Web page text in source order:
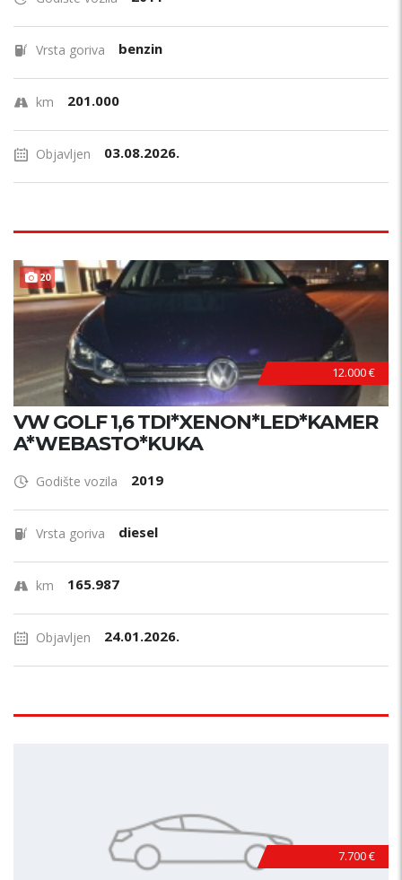
Vrsta goriva benzin
km 201.000
Objavljen 03.08.2026.
20 B
E
Z
U
L
A
G
A
N
J
A
!
12.000 €
VW GOLF 1,6 TDI*XENON*LED*KAMER
A*WEBASTO*KUKA
Godište vozila 2019
Vrsta goriva diesel
km 165.987
Objavljen 24.01.2026.
7.700 €